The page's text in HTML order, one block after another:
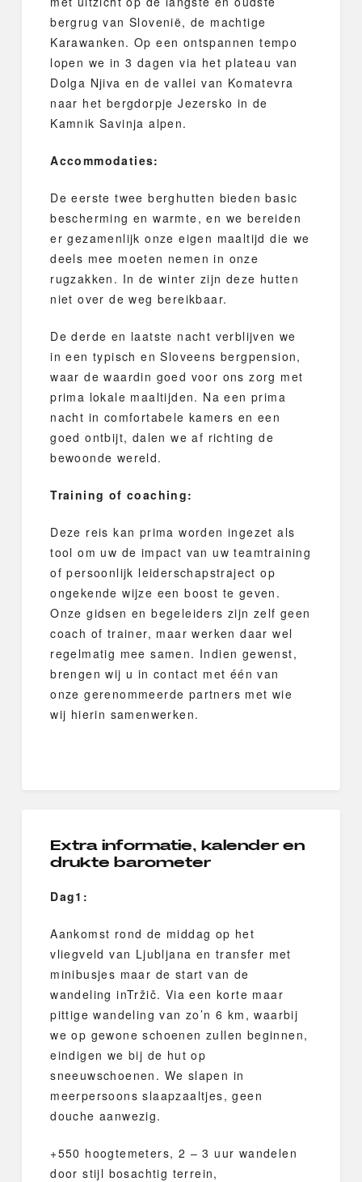
bergrug van Slovenië, de machtige
Karawanken. Op een ontspannen tempo
lopen we in 3 dagen via het plateau van
Dolga Njiva en de vallei van Komatevra
naar het bergdorpje Jezersko in de
Kamnik Savinja alpen.
Accommodaties:
De eerste twee berghutten bieden basic
bescherming en warmte, en we bereiden
er gezamenlijk onze eigen maaltijd die we
deels mee moeten nemen in onze
rugzakken. In de winter zijn deze hutten
niet over de weg bereikbaar.
De derde en laatste nacht verblijven we
in een typisch en Sloveens bergpension,
waar de waardin goed voor ons zorg met
prima lokale maaltijden. Na een prima
nacht in comfortabele kamers en een
goed ontbijt, dalen we af richting de
bewoonde wereld.
Training of coaching:
Deze reis kan prima worden ingezet als
tool om uw de impact van uw teamtraining
of persoonlijk leiderschapstraject op
ongekende wijze een boost te geven.
Onze gidsen en begeleiders zijn zelf geen
coach of trainer, maar werken daar wel
regelmatig mee samen. Indien gewenst,
brengen wij u in contact met één van
onze gerenommeerde partners met wie
wij hierin samenwerken.
Extra informatie, kalender en
drukte barometer
Dag1:
Aankomst rond de middag op het
vliegveld van Ljubljana en transfer met
minibusjes maar de start van de
wandeling inTržič. Via een korte maar
pittige wandeling van zo’n 6 km, waarbij
we op gewone schoenen zullen beginnen,
eindigen we bij de hut op
sneeuwschoenen. We slapen in
meerpersoons slaapzaaltjes, geen
douche aanwezig.
+550 hoogtemeters, 2 – 3 uur wandelen
door stijl bosachtig terrein,